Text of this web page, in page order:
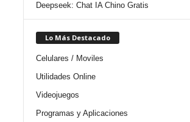
Deepseek: Chat IA Chino Gratis
Lo Más Destacado
Celulares / Moviles
Utilidades Online
Videojuegos
Programas y Aplicaciones